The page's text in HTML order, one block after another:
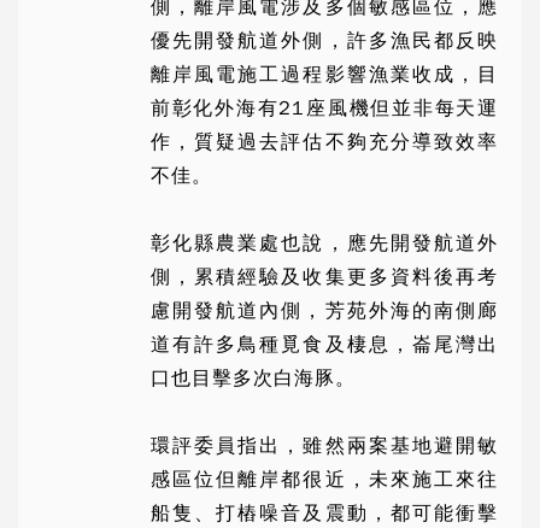
側，離岸風電涉及多個敏感區位，應
優先開發航道外側，許多漁民都反映
離岸風電施工過程影響漁業收成，目
前彰化外海有21座風機但並非每天運
作，質疑過去評估不夠充分導致效率
不佳。
彰化縣農業處也說，應先開發航道外
側，累積經驗及收集更多資料後再考
慮開發航道內側，芳苑外海的南側廊
道有許多鳥種覓食及棲息，崙尾灣出
口也目擊多次白海豚。
環評委員指出，雖然兩案基地避開敏
感區位但離岸都很近，未來施工來往
船隻、打樁噪音及震動，都可能衝擊